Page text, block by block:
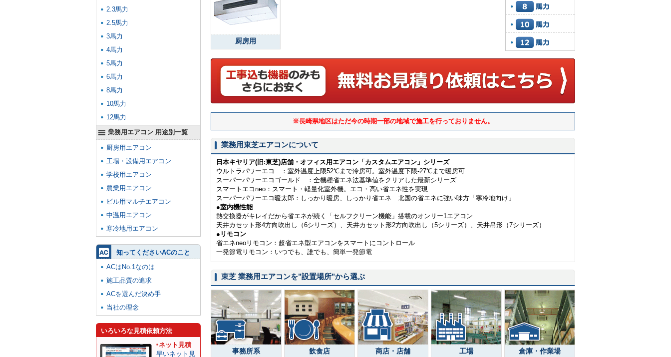
厨房用
※長崎県地区はただ今の時期一部の地域で施工を行っておりません。
業務用東芝エアコンについて
日本キヤリア(旧:東芝)店舗・オフィス用エアコン「カスタムエアコン」シリーズ
ウルトラパワーエコ ：室外温度上限52℃まで冷房可。室外温度下限-27℃まで暖房可
スーパーパワーエコゴールド ：全機種省エネ法基準値をクリアした最新シリーズ
スマートエコneo：スマート・軽量化室外機。エコ・高い省エネ性を実現
スーパーパワーエコ暖太郎：しっかり暖房、しっかり省エネ 北国の省エネに強い味方「寒冷地向け」
●室内機性能
熱交換器がキレイだから省エネが続く「セルフクリーン機能」搭載のオンリー1エアコン
天井カセット形4方向吹出し（6シリーズ）、天井カセット形2方向吹出し（5シリーズ）、天井吊形（7シリーズ）
●リモコン
省エネneoリモコン：超省エネ型エアコンをスマートにコントロール
一発節電リモコン：いつでも、誰でも、簡単一発節電
東芝 業務用エアコンを"設置場所"から選ぶ
事務所系 飲食店 商店・店舗 工場 倉庫・作業場
2.3馬力
2.5馬力
3馬力
4馬力
5馬力
6馬力
8馬力
10馬力
12馬力
業務用エアコン 用途別一覧
厨房用エアコン
工場・設備用エアコン
学校用エアコン
農業用エアコン
ビル用マルチエアコン
中温用エアコン
寒冷地用エアコン
知ってくださいACのこと
ACはNo.1なのは
施工品質の追求
ACを選んだ決め手
当社の理念
いろいろな見積依頼方法
ネット見積
早いネット見